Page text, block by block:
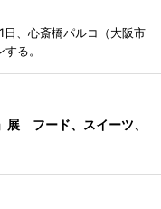
日、心斎橋パルコ（大阪市
る。
展 フード、スイーツ、